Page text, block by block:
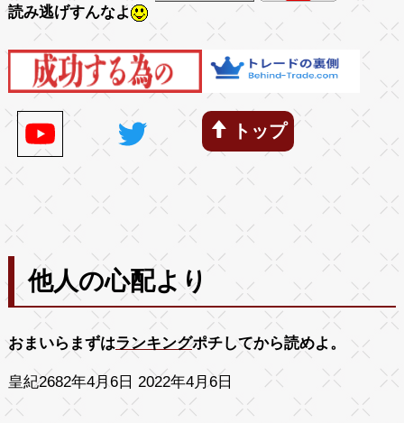
読み逃げすんなよ
トップ
他人の心配より
おまいらまずはランキングポチしてから読めよ。
皇紀2682年4月6日 2022年4月6日